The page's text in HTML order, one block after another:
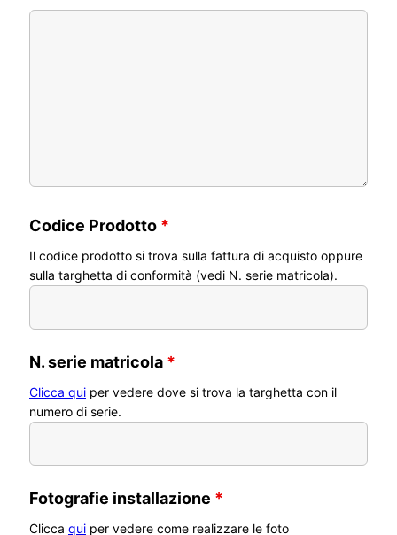
Codice Prodotto *
Il codice prodotto si trova sulla fattura di acquisto oppure
sulla targhetta di conformità (vedi N. serie matricola).
N. serie matricola *
Clicca qui per vedere dove si trova la targhetta con il
numero di serie.
Fotografie installazione *
Clicca qui per vedere come realizzare le foto